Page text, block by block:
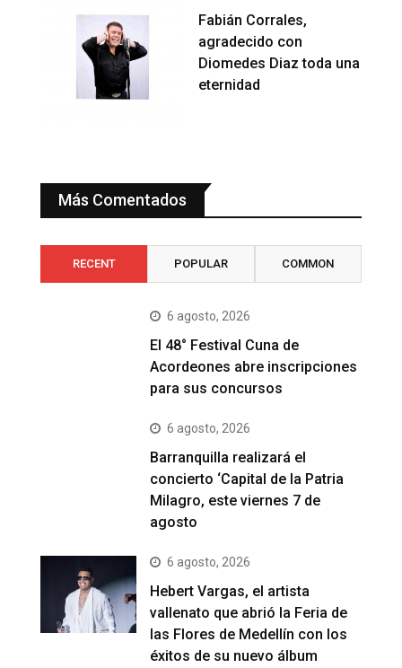
Fabián Corrales,
agradecido con
Diomedes Diaz toda una
eternidad
Más Comentados
RECENT POPULAR COMMON
6 agosto, 2026
El 48° Festival Cuna de
Acordeones abre inscripciones
para sus concursos
6 agosto, 2026
Barranquilla realizará el
concierto ‘Capital de la Patria
Milagro, este viernes 7 de
agosto
6 agosto, 2026
Hebert Vargas, el artista
vallenato que abrió la Feria de
las Flores de Medellín con los
éxitos de su nuevo álbum